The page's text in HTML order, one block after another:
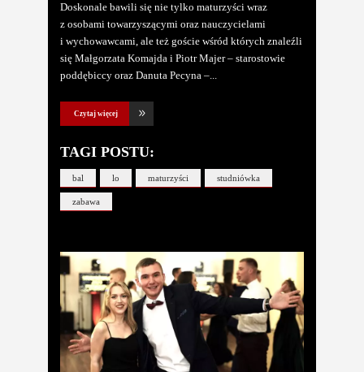
Doskonale bawili się nie tylko maturzyści wraz
z osobami towarzyszącymi oraz nauczycielami
i wychowawcami, ale też goście wśród których znaleźli
się Małgorzata Komajda i Piotr Majer – starostowie
poddębiccy oraz Danuta Pecyna –
Czytaj więcej
TAGI POSTU:
bal lo maturzyści studniówka
zabawa